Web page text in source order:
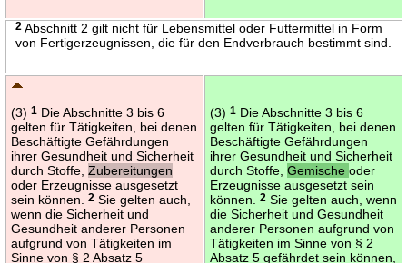
2 Abschnitt 2 gilt nicht für Lebensmittel oder Futtermittel in Form
von Fertigerzeugnissen, die für den Endverbrauch bestimmt sind.
(3)1 Die Abschnitte 3 bis 6
gelten für Tätigkeiten, bei denen
Beschäftigte Gefährdungen
ihrer Gesundheit und Sicherheit
durch Stoffe,Zubereitungen
oder Erzeugnisse ausgesetzt
sein können.2 Sie gelten auch,
wenn die Sicherheit und
Gesundheit anderer Personen
aufgrund von Tätigkeiten im
Sinne von § 2 Absatz 5
(3)1 Die Abschnitte 3 bis 6
gelten für Tätigkeiten, bei denen
Beschäftigte Gefährdungen
ihrer Gesundheit und Sicherheit
durch Stoffe,Gemischeoder
Erzeugnisse ausgesetzt sein
können.2 Sie gelten auch, wenn
die Sicherheit und Gesundheit
anderer Personen aufgrund von
Tätigkeiten im Sinne von § 2
Absatz 5 gefährdet sein können,